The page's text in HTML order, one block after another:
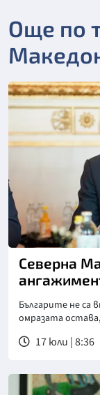
Още по
Северна
Българите не са
омразата
17 юли | 8:36